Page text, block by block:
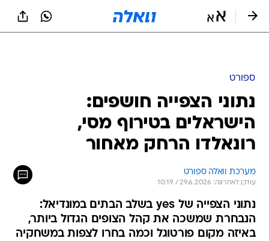
ספורט
נתוני הצפייה חושפים:
הישראלים בטירוף מסי,
רונאלדו הרחק מאחור
מערכת וואלה ספורט
עודכן לאחרונה: 29.6.2026 / 10:19
נתוני הצפייה של yes בשלב הבתים במונדיאל:
הנבחרת שמשכה את קהל הצופים הגדול ביותר,
באיזה מקום פורטוגל וכמה בחרו לצפות במשחקיה